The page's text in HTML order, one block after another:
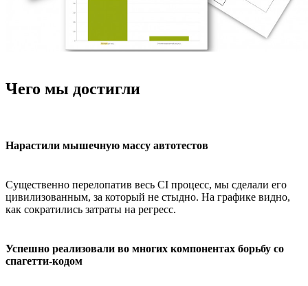
Чего мы достигли
Нарастили мышечную массу автотестов
Существенно перелопатив весь CI процесс, мы сделали его
цивилизованным, за который не стыдно. На графике видно,
как сократились затраты на регресс.
Успешно реализовали во многих компонентах борьбу со
спагетти-кодом